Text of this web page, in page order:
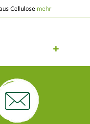
Cellulose mehr